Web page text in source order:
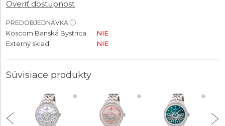
Overiť dostupnosť
PREDOBJEDNÁVKA
Koscom Banská Bystrica
NIE
Externý sklad
NIE
Súvisiace produkty